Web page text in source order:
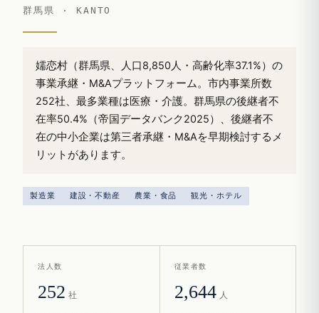
群馬県 · KANTO
嬬恋村（群馬県、人口8,850人・高齢化率37.1%）の
事業承継・M&Aプラットフォーム。市内事業所数
252社、最多業種は医療・介護。群馬県の後継者不
在率50.4%（帝国データバンク2025）、後継者不
在の中小企業は第三者承継・M&Aを早期検討するメ
リットがあります。
製造業 建設・不動産 農業・食品 観光・ホテル
法人数
252 社
従業者数
2,644 人